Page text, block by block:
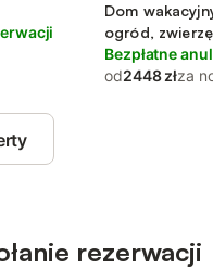
Dom
ogród,
Bezpłatne
od2448 złza
rezerwacji